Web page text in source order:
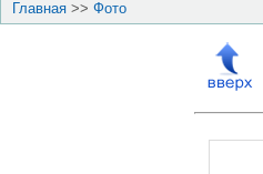
Главная >> Фото